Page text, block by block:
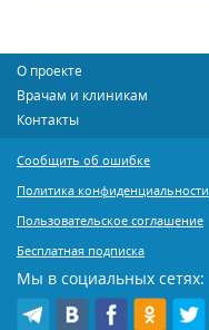
О проекте
Врачам и клиникам
Контакты
Сообщить об ошибке
Политика конфиденциальности
Пользовательское соглашение
Бесплатная подписка
Мы в социальных сетях: